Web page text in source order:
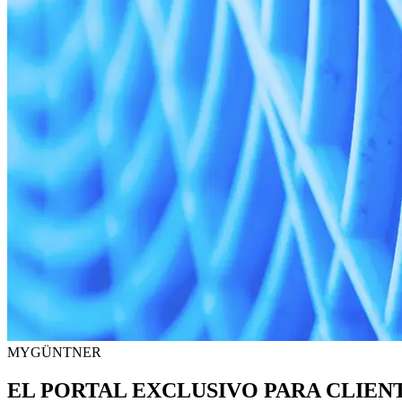
MYGÜNTNER
EL PORTAL EXCLUSIVO PARA